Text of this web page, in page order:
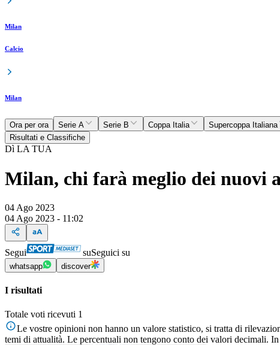
Milan
Calcio
Milan
Ora per ora Serie A Serie B Coppa Italia Supercoppa Italiana
Risultati e Classifiche
Dì LA TUA
Milan, chi farà meglio dei nuovi
04 Ago 2023
04 Ago 2023 - 11:02
Segui suSeguici su
whatsapp discover
I risultati
Totale voti ricevuti 1
Le vostre opinioni non hanno un valore statistico, si tratta di
temi di attualità. Le percentuali non tengono conto dei valori decimali.